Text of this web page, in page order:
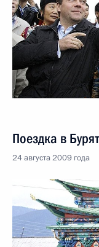
Поездка в
24 августа 2009 года